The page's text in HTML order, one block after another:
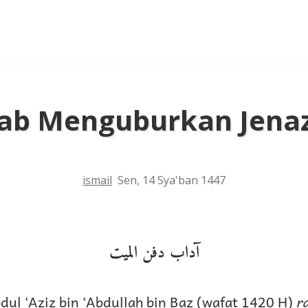
Menguburkan
ismail Sen, 14 Sya'ban 1447
آداب دفن الميت
‘Aziz bin ‘Abdullah bin Baz (wafat 1420 H)